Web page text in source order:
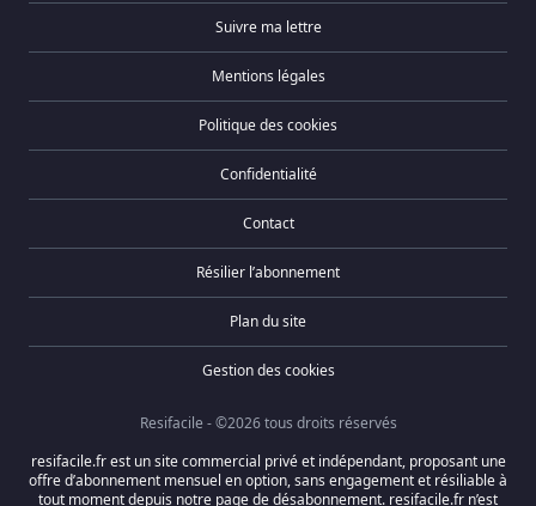
Suivre ma lettre
Mentions légales
Politique des cookies
Confidentialité
Contact
Résilier l’abonnement
Plan du site
Gestion des cookies
Resifacile - ©2026 tous droits réservés
resifacile.fr est un site commercial privé et indépendant, proposant une
offre d’abonnement mensuel en option, sans engagement et résiliable à
tout moment depuis notre page de désabonnement. resifacile.fr n’est